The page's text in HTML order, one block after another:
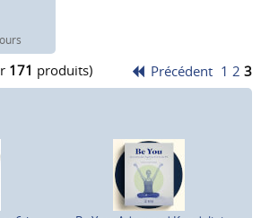
171 produits) Précédent 1 2 3